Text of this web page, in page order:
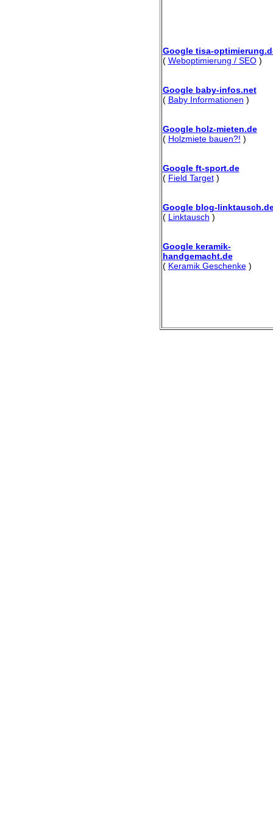
Google tisa-
( Weboptimierung / SEO)
Google baby-infos.net
( Baby Informationen )
Google holz-mieten.de
( Holzmiete bauen?! )
Google ft-sport.de
( Field Target)
Google blog-
( Linktausch )
Google keramik-
handgemacht.de
( Keramik Geschenke)